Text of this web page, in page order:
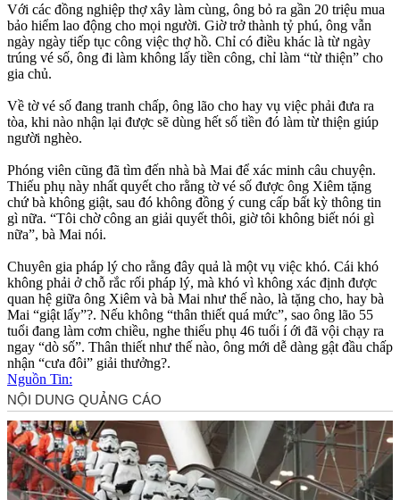
Với các đồng nghiệp thợ xây làm cùng, ông bỏ ra gần 20 triệu mua
bảo hiểm lao động cho mọi người. Giờ trở thành tỷ phú, ông vẫn
ngày ngày tiếp tục công việc thợ hồ. Chỉ có điều khác là từ ngày
trúng vé số, ông đi làm không lấy tiền công, chỉ làm “từ thiện” cho
gia chủ.
Về tờ vé số đang tranh chấp, ông lão cho hay vụ việc phải đưa ra
tòa, khi nào nhận lại được sẽ dùng hết số tiền đó làm từ thiện giúp
người nghèo.
Phóng viên cũng đã tìm đến nhà bà Mai để xác minh câu chuyện.
Thiếu phụ này nhất quyết cho rằng tờ vé số được ông Xiêm tặng
chứ bà không giật, sau đó không đồng ý cung cấp bất kỳ thông tin
gì nữa. “Tôi chờ công an giải quyết thôi, giờ tôi không biết nói gì
nữa”, bà Mai nói.
Chuyên gia pháp lý cho rằng đây quả là một vụ việc khó. Cái khó
không phải ở chỗ rắc rối pháp lý, mà khó vì không xác định được
quan hệ giữa ông Xiêm và bà Mai như thế nào, là tặng cho, hay bà
Mai “giật lấy”?. Nếu không “thân thiết quá mức”, sao ông lão 55
tuổi đang làm cơm chiều, nghe thiếu phụ 46 tuổi í ới đã vội chạy ra
ngay “dò số”. Thân thiết như thế nào, ông mới dễ dàng gật đầu chấp
nhận “cưa đôi” giải thưởng?.
Nguồn Tin: